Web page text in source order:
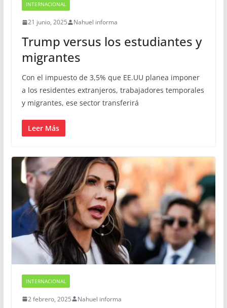
INTERNACIONAL
21 junio, 2025 Nahuel informa
Trump versus los estudiantes y
migrantes
Con el impuesto de 3,5% que EE.UU planea imponer
a los residentes extranjeros, trabajadores temporales
y migrantes, ese sector transferirá
Leer Más
INTERNACIONAL
2 febrero, 2025 Nahuel informa